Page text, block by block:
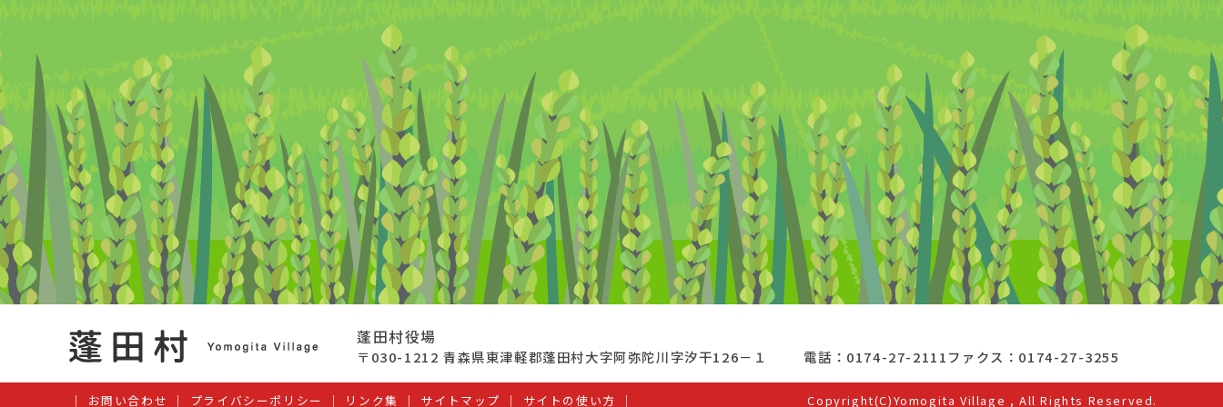
蓬田村役場
〒030-1212 青森県東津軽郡蓬田村大字阿弥陀川字汐干126－１ 電話：0174-27-2111ファクス：0174-27-3255
お問い合わせ プライバシーポリシー リンク集 サイトマップ サイトの使い方 Copyright(C)Yomogita Village , All Rights Reserved.